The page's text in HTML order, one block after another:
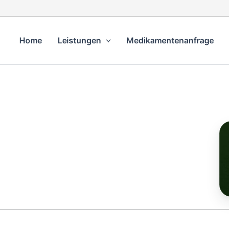
Home Leistungen Medikamentenanfrage